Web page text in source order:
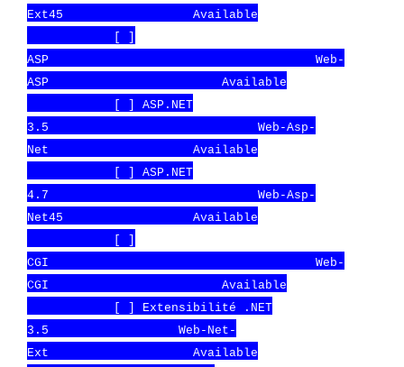
Ext45 Available
[ ]
ASP Web-
ASP Available
[ ] ASP.NET
3.5 Web-Asp-
Net Available
[ ] ASP.NET
4.7 Web-Asp-
Net45 Available
[ ]
CGI Web-
CGI Available
[ ] Extensibilité .NET
3.5 Web-Net-
Ext Available